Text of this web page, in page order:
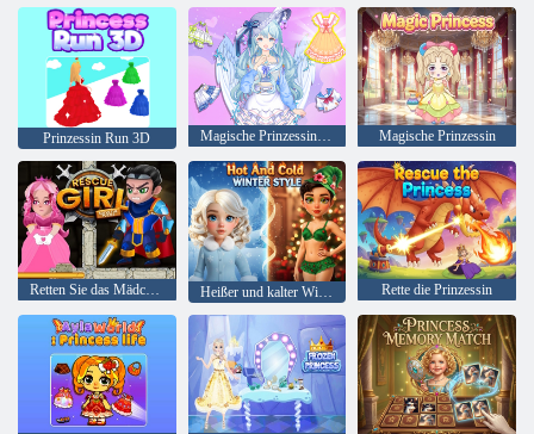
Prinzessin Run 3D Magische Prinzessin Dress-up Puppe Magische Prinzessin
Retten Sie das Mädchen. Lösen Sie das Rätsel Heißer und kalter Winterstil Rette die Prinzessin